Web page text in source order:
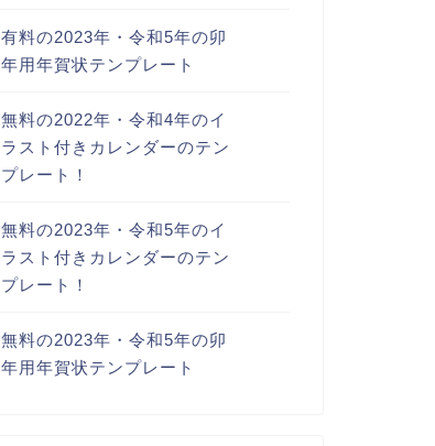
有料の2023年・令和5年の卯
年用年賀状テンプレート
無料の2022年・令和4年のイ
ラスト付きカレンダーのテン
プレート！
無料の2023年・令和5年のイ
ラスト付きカレンダーのテン
プレート！
無料の2023年・令和5年の卯
年用年賀状テンプレート